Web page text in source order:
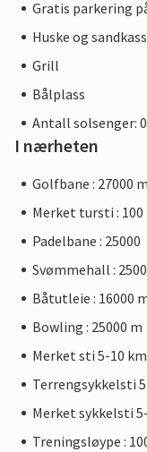
Gratis parkering
Huske og
Grill
Bålplass
Antall solsenger: 0
I nærheten
Golfbane : 27000 m
Merket tursti : 100
Padelbane : 25000
Svømmehall :
Båtutleie : 16000
Bowling : 25000 m
Merket sti 5-10 km
Terrengsykkelsti
Merket sykkelsti
Treningsløype :